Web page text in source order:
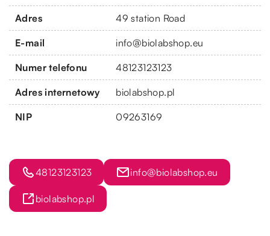
Adres 49 station Road
E-mail info@biolabshop.eu
Numer telefonu 48123123123
Adres internetowy biolabshop.pl
NIP 09263169
48123123123 info@biolabshop.eu
biolabshop.pl